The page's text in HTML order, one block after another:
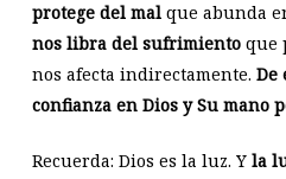
protege del malque abunda
nos libra del sufrimientoque
nos afecta indirectamente. De
confianza en Dios y Su mano
Recuerda: Dios es la luz. Y la